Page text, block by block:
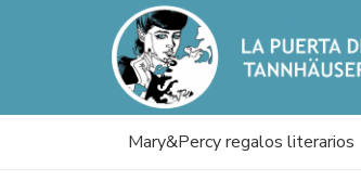
Mary&Percy regalos literarios